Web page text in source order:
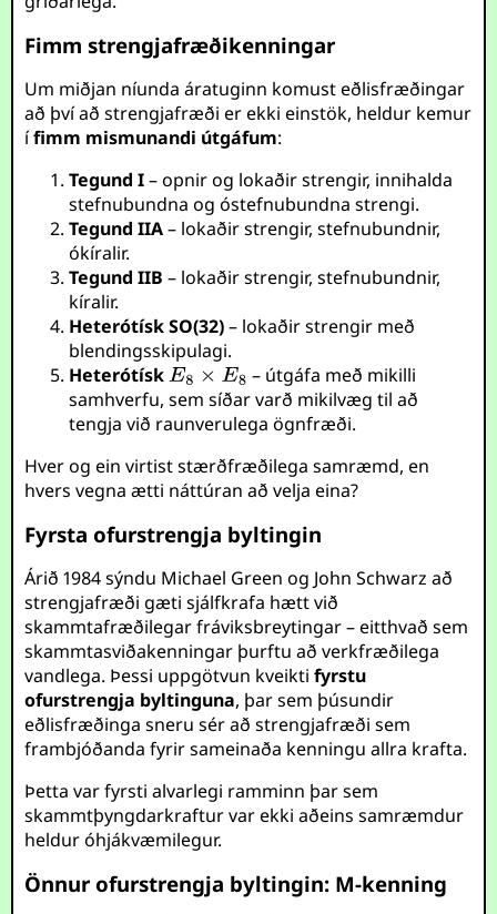
Fimm strengjafræðikenningar
Um miðjan níunda áratuginn komust eðlisfræðingar
að því að strengjafræði er ekki einstök, heldur kemur
ífimm mismunandi útgáfum:
Tegund I– opnir og lokaðir strengir, innihalda
stefnubundna og óstefnubundna strengi.
Tegund IIA– lokaðir strengir, stefnubundnir,
ókíralir.
Tegund IIB – lokaðir strengir, stefnubundnir,
kíralir.
Heterótísk SO(32)– lokaðir strengir með
blendingsskipulagi.
Heterótísk
– útgáfa með mikilli
samhverfu, sem síðar varð mikilvæg til að
tengja við raunverulega ögnfræði.
Hver og ein virtist stærðfræðilega samræmd, en
hvers vegna ætti náttúran að velja eina?
Fyrsta ofurstrengja byltingin
Árið 1984 sýndu Michael Green og John Schwarz að
strengjafræði gæti sjálfkrafa hætt við
skammtafræðilegar fráviksbreytingar – eitthvað sem
skammtasviðakenningar þurftu að verkfræðilega
vandlega. Þessi uppgötvun kveiktifyrstu
ofurstrengja byltinguna, þar sem þúsundir
eðlisfræðinga sneru sér að strengjafræði sem
frambjóðanda fyrir sameinaða kenningu allra krafta.
Þetta var fyrsti alvarlegi ramminn þar sem
skammtþyngdarkraftur var ekki aðeins samræmdur
heldur óhjákvæmilegur.
Önnur ofurstrengja byltingin: M-kenning